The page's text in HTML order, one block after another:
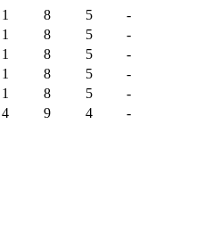
1 8 5
-
1 8 5
-
1 8 5
-
1 8 5
-
1 8 5
-
4 9 4 -